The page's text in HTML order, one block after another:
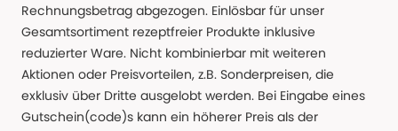
Rechnungsbetrag abgezogen. Einlösbar für unser
Gesamtsortiment rezeptfreier Produkte inklusive
reduzierter Ware. Nicht kombinierbar mit weiteren
Aktionen oder Preisvorteilen, z.B. Sonderpreisen, die
exklusiv über Dritte ausgelobt werden. Bei Eingabe eines
Gutschein(code)s kann ein höherer Preis als der